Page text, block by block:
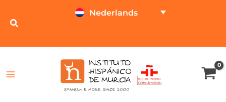
Nederlands